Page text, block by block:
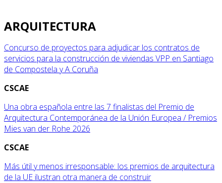
ARQUITECTURA
Concurso de proyectos para adjudicar los contratos de
servicios para la construcción de viviendas VPP en Santiago
de Compostela y A Coruña
CSCAE
Una obra española entre las 7 finalistas del Premio de
Arquitectura Contemporánea de la Unión Europea / Premios
Mies van der Rohe 2026
CSCAE
Más útil y menos irresponsable: los premios de arquitectura
de la UE ilustran otra manera de construir